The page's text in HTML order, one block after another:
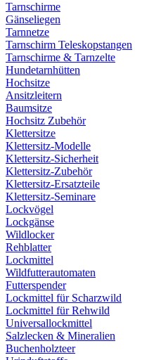
Tarnschirme
Gänseliegen
Tarnnetze
Tarnschirm Teleskopstangen
Tarnschirme & Tarnzelte
Hundetarnhütten
Hochsitze
Ansitzleitern
Baumsitze
Hochsitz Zubehör
Klettersitze
Klettersitz-Modelle
Klettersitz-Sicherheit
Klettersitz-Zubehör
Klettersitz-Ersatzteile
Klettersitz-Seminare
Lockvögel
Lockgänse
Wildlocker
Rehblatter
Lockmittel
Wildfutterautomaten
Futterspender
Lockmittel für Scharzwild
Lockmittel für Rehwild
Universallockmittel
Salzlecken & Mineralien
Buchenholzteer